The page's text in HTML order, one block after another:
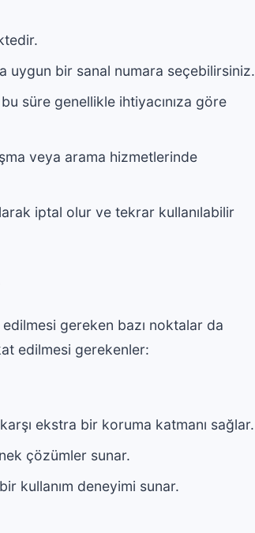
uygun bir sanal numara seçebilirsiniz.
süre genellikle ihtiyacınıza göre
veya arama hizmetlerinde
iptal olur ve tekrar kullanılabilir
gereken bazı noktalar da
edilmesi gerekenler:
ekstra bir koruma katmanı sağlar.
çözümler sunar.
kullanım deneyimi sunar.